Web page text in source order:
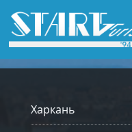
Харкань